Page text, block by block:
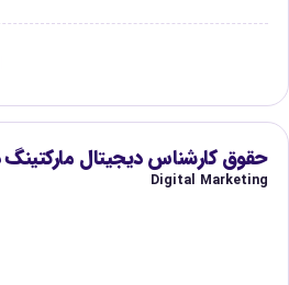
حقوق کارشناس دیجیتال مارکتینگ در
Digital Marketing